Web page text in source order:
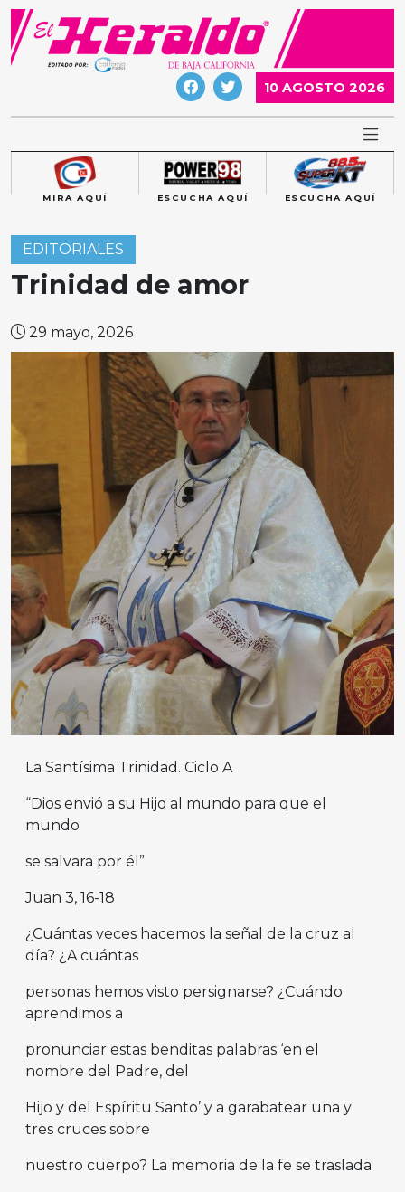
Skip
content
10 AGOSTO 2026
MIRA AQUÍ ESCUCHA AQUÍ ESCUCHA AQUÍ
EDITORIALES
Trinidad de amor
29 mayo, 2026
La Santísima Trinidad. Ciclo A
“Dios envió a su Hijo al mundo para que el
mundo
se salvara por él”
Juan 3, 16-18
¿Cuántas veces hacemos la señal de la cruz al
día? ¿A cuántas
personas hemos visto persignarse? ¿Cuándo
aprendimos a
pronunciar estas benditas palabras ‘en el
nombre del Padre, del
Hijo y del Espíritu Santo’ y a garabatear una y
tres cruces sobre
nuestro cuerpo? La memoria de la fe se traslada